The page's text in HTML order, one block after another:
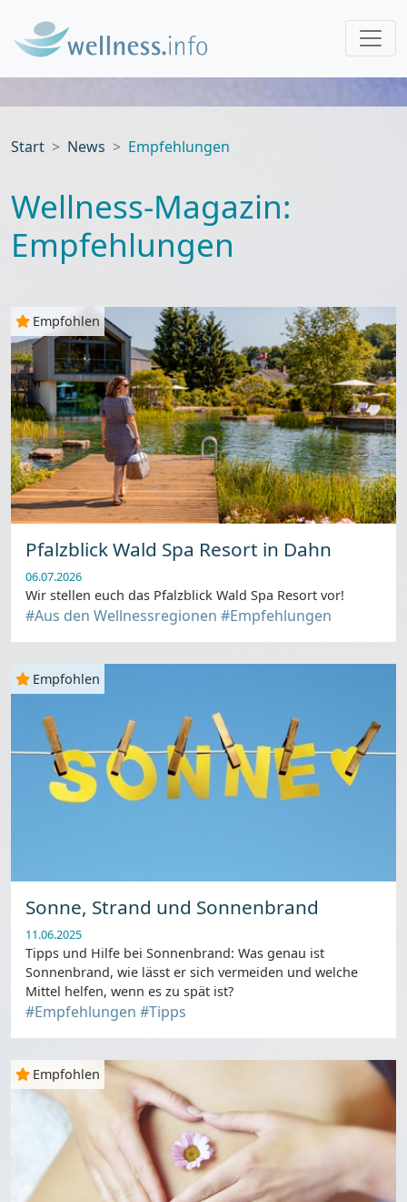
Start News Empfehlungen
Wellness-Magazin:
Empfehlungen
Empfohlen
Pfalzblick Wald Spa Resort in Dahn
06.07.2026
Wir stellen euch das Pfalzblick Wald Spa Resort vor!
#Aus den Wellnessregionen #Empfehlungen
Empfohlen
Sonne, Strand und Sonnenbrand
11.06.2025
Tipps und Hilfe bei Sonnenbrand: Was genau ist
Sonnenbrand, wie lässt er sich vermeiden und welche
Mittel helfen, wenn es zu spät ist?
#Empfehlungen #Tipps
Empfohlen